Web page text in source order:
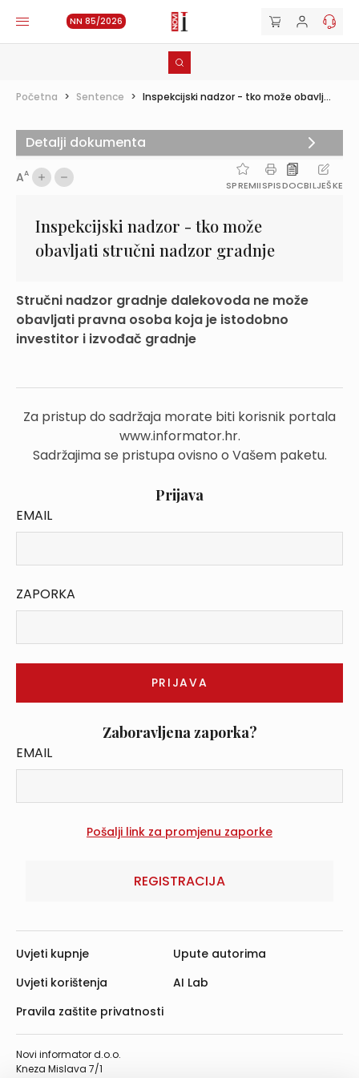
NN 85/2026
Početna > Sentence > Inspekcijski nadzor - tko može obavlj...
AA
SPREMIISPISDOCBILJEŠKE
Inspekcijski nadzor - tko može
obavljati stručni nadzor gradnje
Stručni nadzor gradnje dalekovoda ne može
obavljati pravna osoba koja je istodobno
investitor i izvođač gradnje
Za pristup do sadržaja morate biti korisnik portala
www.informator.hr.
Sadržajima se pristupa ovisno o Vašem paketu.
Prijava
EMAIL
ZAPORKA
Zaboravljena zaporka?
EMAIL
REGISTRACIJA
Detalji dokumenta
Novi informator d.o.o.
Kneza Mislava 7/1
Uvjeti kupnje
Uvjeti korištenja
Pravila zaštite privatnosti
Upute autorima
AI Lab